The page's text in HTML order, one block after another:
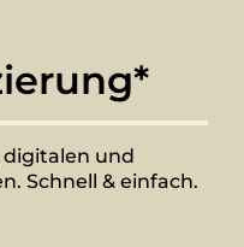
und
Schnell & einfach.